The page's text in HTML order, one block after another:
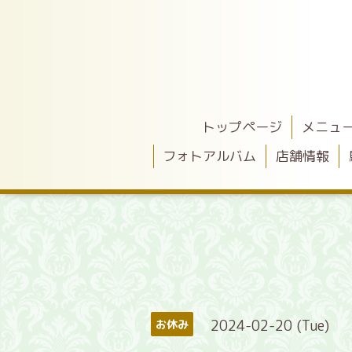
トップページ
メニュ
フォトアルバム
店舗情報
お休み 2024-02-20 (Tue)